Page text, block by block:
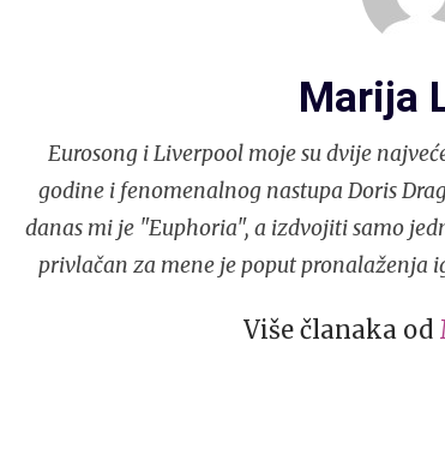
Marija
Eurosong i Liverpool moje su dvije
godine i fenomenalnog nastupa Doris
danas mi je "Euphoria", a izdvojiti samo
privlačan za mene je poput pronalaženja
Više članaka od